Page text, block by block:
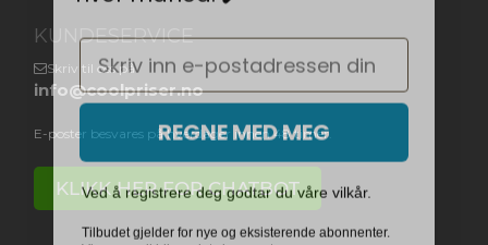
KUNDESERVICE
Skriv til oss på
info@coolpriser.no
E-poster besvares på hverdager innen 48 timer.
KLIKK HER FOR CHATBOT
Email
REGNE MED MEG
Ved å registrere deg godtar du våre vilkår.
Vinneren vil bli varslet via e-post.